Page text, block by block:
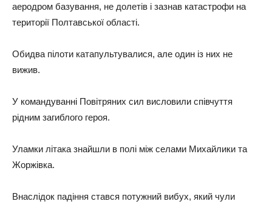
аеродром базування, не долетiв i зазнав катастрофи на
території Полтавської області.
Обидва пілоти катапультувалися, але один із них не
вижив.
У командуванні Повітряних сил висловили співчуття
рідним загиблого героя.
Уламки літака знайшли в полi мiж селами Михайлики та
Жоржівка.
Внаслідок падіння стався потужний вибух, який чули